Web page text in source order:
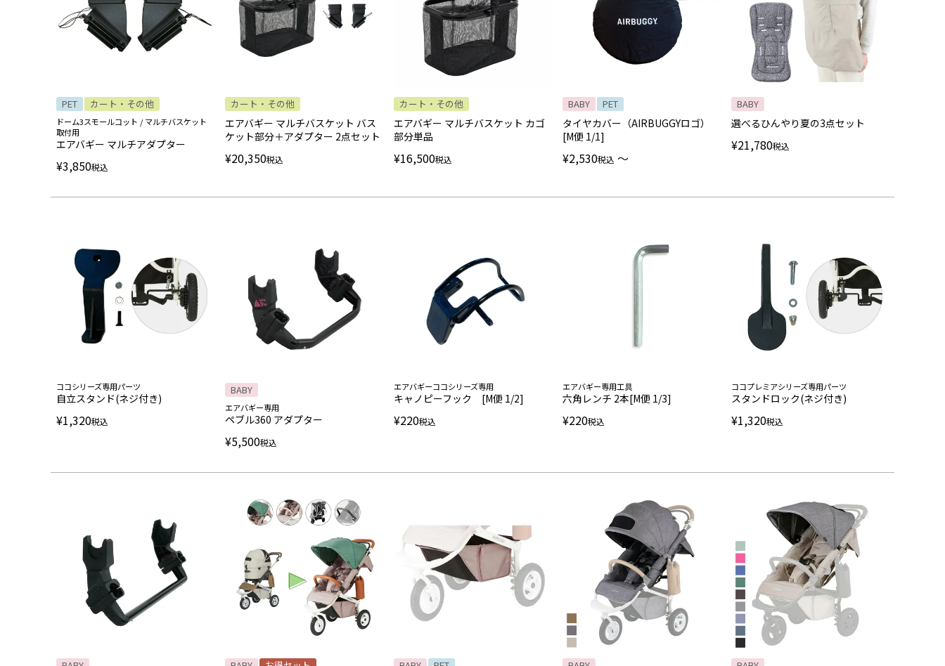
PET カート・その他
ドーム3スモールコット / マルチバスケット
取付用
エアバギー マルチアダプター
¥3,850税込
カート・その他
エアバギー マルチバスケット バス
ケット部分＋アダプター 2点セット
¥20,350税込
カート・その他
エアバギー マルチバスケット カゴ
部分単品
¥16,500税込
BABY PET
タイヤカバー（AIRBUGGYロゴ）
[M便 1/1]
¥2,530税込 〜
BABY
選べるひんやり夏の3点セット
¥21,780税込
ココシリーズ専用パーツ
自立スタンド(ネジ付き)
¥1,320税込
BABY
エアバギー専用
ペブル360 アダプター
¥5,500税込
エアバギーココシリーズ専用
キャノピーフック [M便 1/2]
¥220税込
エアバギー専用工具
六角レンチ 2本[M便 1/3]
¥220税込
ココプレミアシリーズ専用パーツ
スタンドロック(ネジ付き)
¥1,320税込